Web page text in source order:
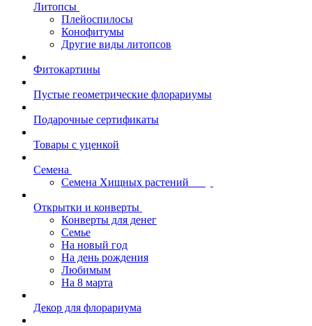
Литопсы
Плейоспилосы
Конофитумы
Другие виды литопсов
Фитокартины
Пустые геометрические флорариумы
Подарочные сертификаты
Товары с уценкой
Семена
Семена Хищных растений
Открытки и конверты
Конверты для денег
Семье
На новый год
На день рождения
Любимым
На 8 марта
Декор для флорариума